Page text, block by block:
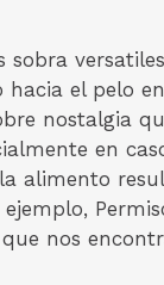
el pelo
nostalgia
en
nos